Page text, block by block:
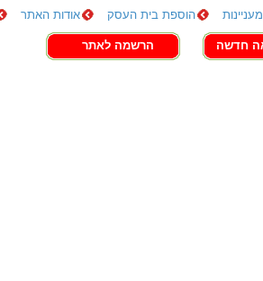
הוספת בית העסק אודות האתר
חדשה הרשמה לאתר